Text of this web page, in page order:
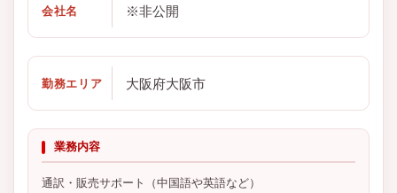
会社名 ※非公開
勤務エリア 大阪府大阪市
業務内容
通訳・販売サポート（中国語や英語など）